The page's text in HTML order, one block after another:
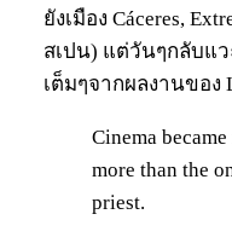
ยังเมือง Cáceres,
สเปน) แต่วันๆกลับแ
เต็มๆจากผลงานของ
Cinema
more than the
priest.